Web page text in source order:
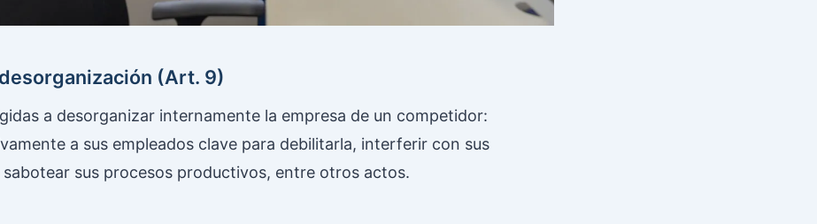
(Art. 9)
a desorganizar internamente la empresa de un competidor:
a sus empleados clave para debilitarla, interferir con sus
sus procesos productivos, entre otros actos.